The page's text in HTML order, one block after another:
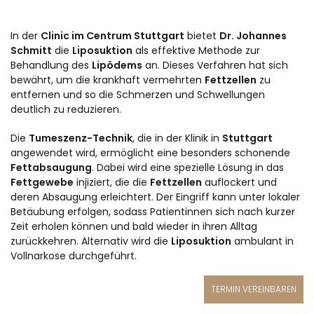
In der Clinic im Centrum Stuttgart bietet Dr. Johannes
Schmitt die Liposuktion als effektive Methode zur
Behandlung des Lipödems an. Dieses Verfahren hat sich
bewährt, um die krankhaft vermehrten Fettzellen zu
entfernen und so die Schmerzen und Schwellungen
deutlich zu reduzieren.
Die Tumeszenz-Technik, die in der Klinik in Stuttgart
angewendet wird, ermöglicht eine besonders schonende
Fettabsaugung. Dabei wird eine spezielle Lösung in das
Fettgewebe injiziert, die die Fettzellen auflockert und
deren Absaugung erleichtert. Der Eingriff kann unter lokaler
Betäubung erfolgen, sodass Patientinnen sich nach kurzer
Zeit erholen können und bald wieder in ihren Alltag
zurückkehren. Alternativ wird die Liposuktion ambulant in
Vollnarkose durchgeführt.
TERMIN VEREINBAREN